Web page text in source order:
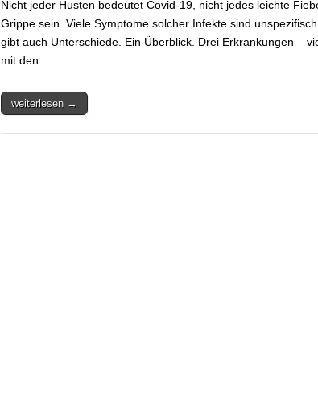
Nicht jeder Husten bedeutet Covid-19, nicht jedes leichte
Grippe sein. Viele Symptome solcher Infekte sind
gibt auch Unterschiede. Ein Überblick. Drei Erkrankungen –
mit den…
weiterlesen →